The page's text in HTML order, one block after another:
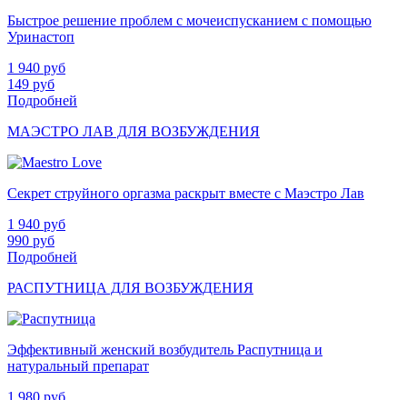
Быстрое решение проблем с мочеиспусканием с помощью
Уринастоп
1 940 руб
149 руб
Подробней
МАЭСТРО ЛАВ ДЛЯ ВОЗБУЖДЕНИЯ
Секрет струйного оргазма раскрыт вместе с Маэстро Лав
1 940 руб
990 руб
Подробней
РАСПУТНИЦА ДЛЯ ВОЗБУЖДЕНИЯ
Эффективный женский возбудитель Распутница и
натуральный препарат